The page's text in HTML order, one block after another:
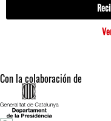
Con la colaboración de